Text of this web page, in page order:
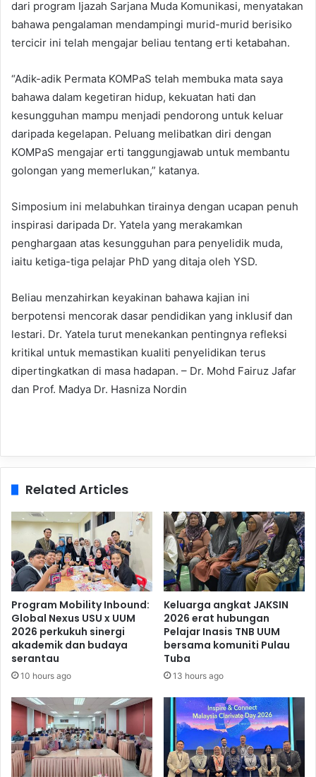
dari program Ijazah Sarjana Muda Komunikasi, menyatakan
bahawa pengalaman mendampingi murid-murid berisiko
tercicir ini telah mengajar beliau tentang erti ketabahan.
“Adik-adik Permata KOMPaS telah membuka mata saya
bahawa dalam kegetiran hidup, kekuatan hati dan
kesungguhan mampu menjadi pendorong untuk keluar
daripada kegelapan. Peluang melibatkan diri dengan
KOMPaS mengajar erti tanggungjawab untuk membantu
golongan yang memerlukan,” katanya.
Simposium ini melabuhkan tirainya dengan ucapan penuh
inspirasi daripada Dr. Yatela yang merakamkan
penghargaan atas kesungguhan para penyelidik muda,
iaitu ketiga-tiga pelajar PhD yang ditaja oleh YSD.
Beliau menzahirkan keyakinan bahawa kajian ini
berpotensi mencorak dasar pendidikan yang inklusif dan
lestari. Dr. Yatela turut menekankan pentingnya refleksi
kritikal untuk memastikan kualiti penyelidikan terus
dipertingkatkan di masa hadapan. – Dr. Mohd Fairuz Jafar
dan Prof. Madya Dr. Hasniza Nordin
Related Articles
Program Mobility Inbound:
Global Nexus USU x UUM
2026 perkukuh sinergi
akademik dan budaya
serantau
10 hours ago
Keluarga angkat JAKSIN
2026 erat hubungan
Pelajar Inasis TNB UUM
bersama komuniti Pulau
Tuba
13 hours ago